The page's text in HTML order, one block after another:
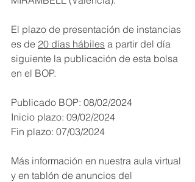
El plazo de presentación de instancias
es de 20 días hábiles a partir del día
siguiente la publicación de esta bolsa
en el BOP.
Publicado BOP: 08/02/2024
Inicio plazo: 09/02/2024
Fin plazo: 07/03/2024
Más información en nuestra aula virtual
y en tablón de anuncios del